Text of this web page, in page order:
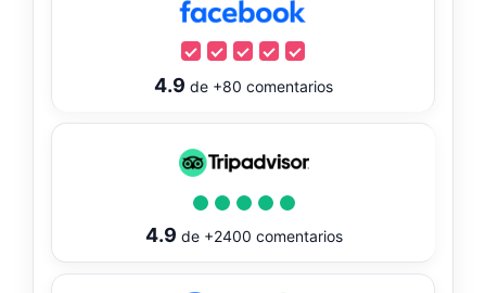
4.9 de +80 comentarios
4.9 de +2400 comentarios